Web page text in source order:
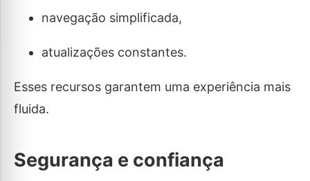
navegação simplificada,
atualizações constantes.
Esses recursos garantem uma experiência mais
fluida.
Segurança e confiança